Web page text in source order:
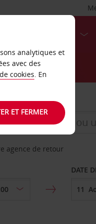
agence de retour
DATE
analytiques et
avec des
cookies. En
ET FERMER